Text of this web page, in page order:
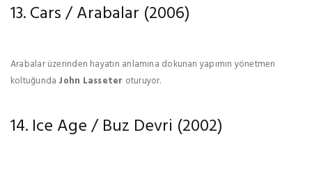
13. Cars / Arabalar (2006)
Arabalar üzerinden hayatın anlamına dokunan yapımın yönetmen
koltuğunda John Lasseter oturuyor.
14. Ice Age / Buz Devri (2002)